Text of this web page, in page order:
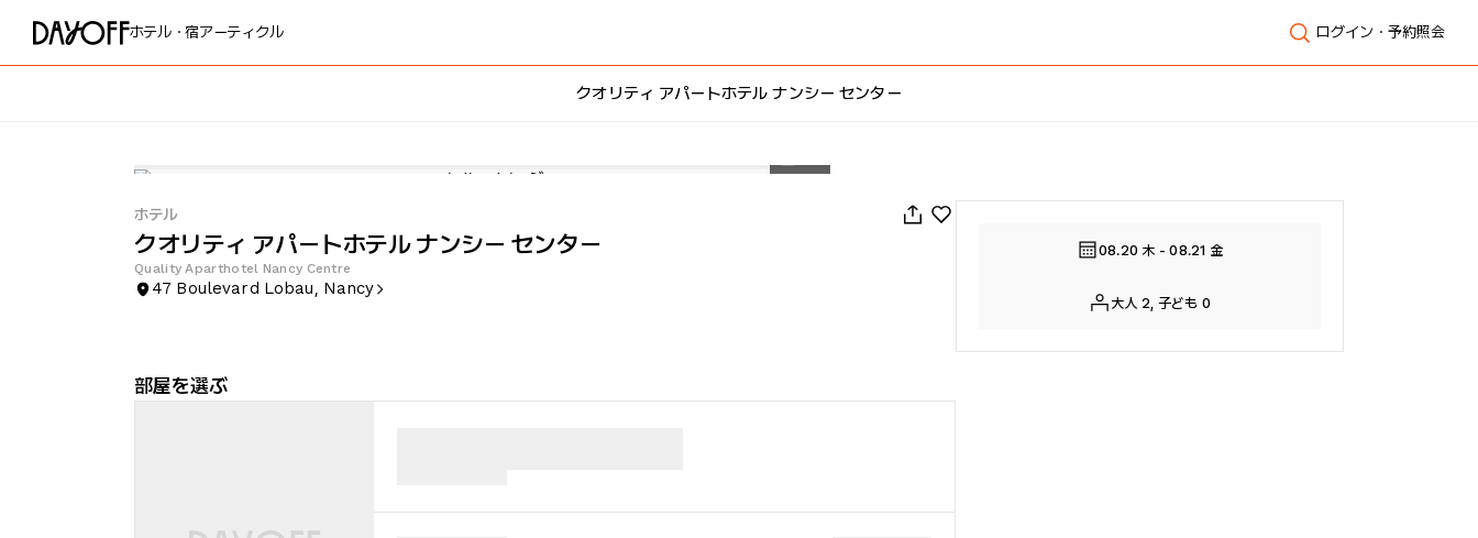
ホテル・宿アーティクル ログイン・予約照会
クオリティ アパートホテル ナンシー センター
ホテル
クオリティ アパートホテル ナンシー センター
Quality Aparthotel Nancy Centre
47 Boulevard Lobau, Nancy
部屋を選ぶ
08.20 木 - 08.21 金
大人 2, 子ども 0